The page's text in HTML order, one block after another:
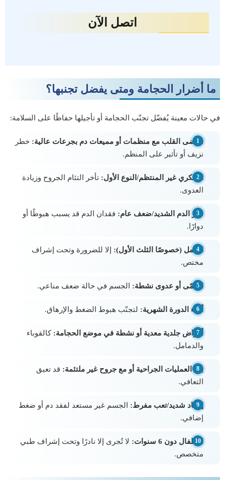
اتصل الآن
ما أضرار الحجامة ومتى يفضل تجنبها؟
في حالات معينة يُفضّل تجنّب الحجامة أو تأجيلها حفاظًا على السلامة:
مرضى القلب مع منظمات أو مميعات دم بجرعات عالية: خطر
نزيف أو تأثير على المنظم.
السكري غير المنتظم/النوع الأول: تأخر التئام الجروح وزيادة
العدوى.
فقر الدم الشديد/ضعف عام: فقدان الدم قد يسبب هبوطًا أو
دوارًا.
الحمل (خصوصًا الثلث الأول): إلا للضرورة وتحت إشراف
مختص.
الحمّى أو عدوى نشطة: الجسم في حالة ضعف مناعي.
أثناء الدورة الشهرية: لتجنّب هبوط الضغط والإرهاق.
أمراض جلدية معدية أو نشطة في موضع الحجامة: كالقوباء
والدمامل.
بعد العمليات الجراحية أو مع جروح غير ملتئمة: قد تعيق
التعافي.
إجهاد شديد/تعب مفرط: الجسم غير مستعد لفقد دم أو ضغط
إضافي.
الأطفال دون 6 سنوات:
لا تُجرى إلا نادرًا وتحت إشراف طبي
متخصص.